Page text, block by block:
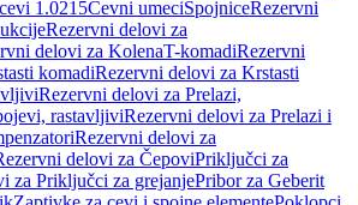
1.0215Cevni umeciSpojniceRezervni
Rezervni delovi za
delovi za KolenaT-komadiRezervni
komadiRezervni delovi za Krstasti
Rezervni delovi za Prelazi,
rastavljiviRezervni delovi za Prelazi i
Rezervni delovi za
delovi za ČepoviPriključci za
za Priključci za grejanjePribor za Geberit